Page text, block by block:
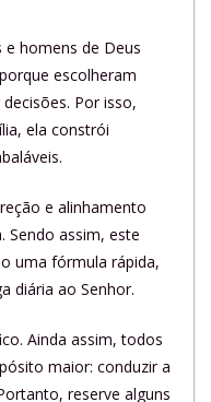
e homens de Deus
escolheram
Por isso,
ela constrói
e alinhamento
Sendo assim, este
uma fórmula rápida,
diária ao Senhor.
Ainda assim, todos
maior: conduzir a
reserve alguns